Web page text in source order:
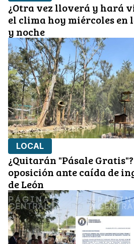
¿Otra vez lloverá y hará
el clima hoy miércoles en
y noche
LOCAL
¿Quitarán "Pásale
oposición ante caída de
de León